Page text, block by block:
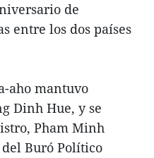
de
entre los dos países
aho mantuvo
Dinh Hue, y se
Pham Minh
Buró Político